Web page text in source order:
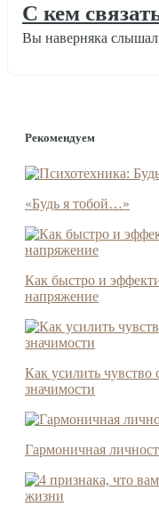
С кем
Вы наверняка
Рекомендуем
«Будь я тобой…»
Как быстро и
напряжение
Как усилить чувство
значимости
Гармоничная